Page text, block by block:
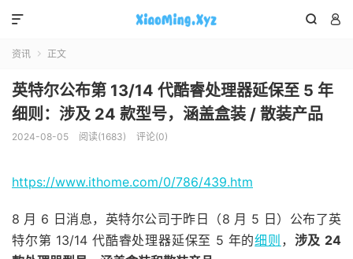
 

资讯  正文
英特尔公布第 13/14 代酷睿处理器延保至 5 年
细则：涉及 24 款型号，涵盖盒装 / 散装产品
2024-08-05 阅读(1683) 评论(0)
https://www.ithome.com/0/786/439.htm
8 月 6 日消息，英特尔公司于昨日（8 月 5 日）公布了英
特尔第 13/14 代酷睿处理器延保至 5 年的细则 ， 涉及 24